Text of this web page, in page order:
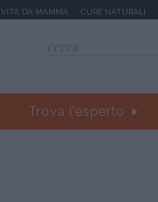
VITA DA MAMMA CURE NATURALI
Trova l'esperto